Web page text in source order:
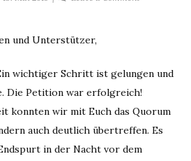
übergeben!
und Unterstützer,
wichtiger Schritt ist gelungen und
Die Petition war erfolgreich!
konnten wir mit Euch das Quorum
auch deutlich übertreffen. Es
in der Nacht vor dem